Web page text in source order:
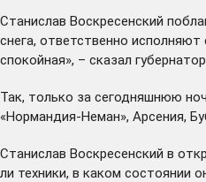
Станислав Воскресенский
снега, ответственно
спокойная», – сказал губернатор.
Так, только за сегодняшнюю
«Нормандия-Неман», Арсения,
Станислав Воскресенский в
ли техники, в каком состоянии